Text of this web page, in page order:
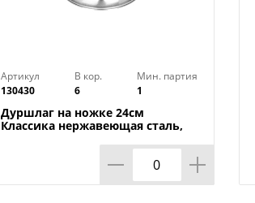
Артикул
130430
В кор.
6
Мин. партия
1
Дуршлаг на ножке 24см
Классика нержавеющая сталь,